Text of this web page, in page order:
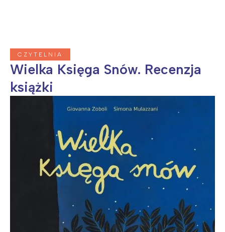
CZYTELNIA
Wielka Księga Snów. Recenzja
książki